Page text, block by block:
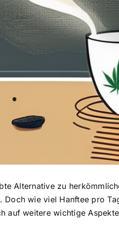
Alternative zu
. Doch wie viel Hanftee pro
auf weitere wichtige